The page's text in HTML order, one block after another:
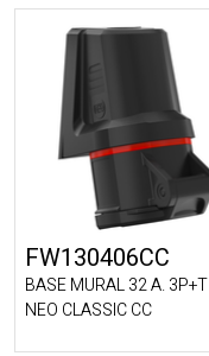
FW130406CC
BASE MURAL 32 A. 3P+T
NEO CLASSIC CC